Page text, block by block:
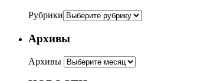
Рубрики
Архивы
Архивы